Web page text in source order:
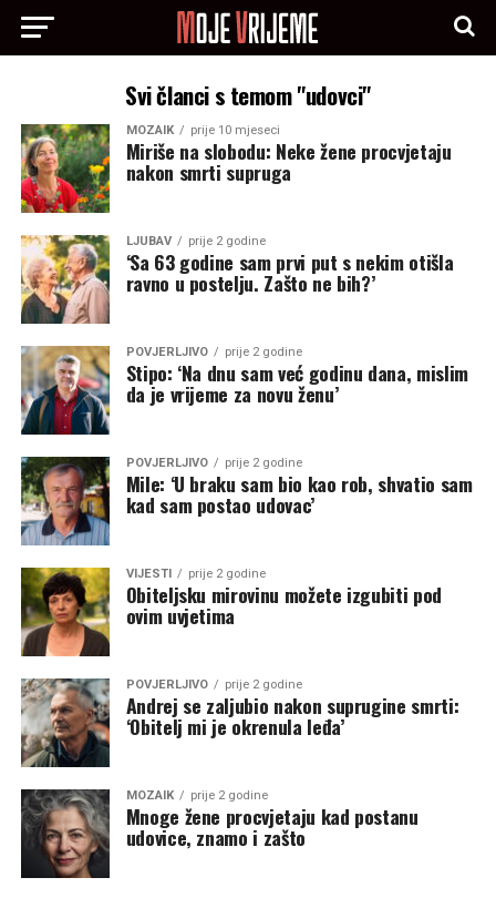
Svi članci s temom "udovci"
MOZAIK prije 10 mjeseci
Miriše na slobodu: Neke žene procvjetaju
nakon smrti supruga
LJUBAV prije 2 godine
‘Sa 63 godine sam prvi put s nekim otišla
ravno u postelju. Zašto ne bih?’
POVJERLJIVO prije 2 godine
Stipo: ‘Na dnu sam već godinu dana, mislim
da je vrijeme za novu ženu’
POVJERLJIVO prije 2 godine
Mile: ‘U braku sam bio kao rob, shvatio sam
kad sam postao udovac’
VIJESTI prije 2 godine
Obiteljsku mirovinu možete izgubiti pod
ovim uvjetima
POVJERLJIVO prije 2 godine
Andrej se zaljubio nakon suprugine smrti:
‘Obitelj mi je okrenula leđa’
MOZAIK prije 2 godine
Mnoge žene procvjetaju kad postanu
udovice, znamo i zašto